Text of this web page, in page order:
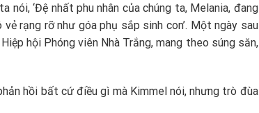
nói, ‘Đệ nhất phu nhân của chúng ta, Melania, đang
rạng rỡ như góa phụ sắp sinh con’. Một ngày sau
hội Phóng viên Nhà Trắng, mang theo súng săn,
hồi bất cứ điều gì mà Kimmel nói, nhưng trò đùa